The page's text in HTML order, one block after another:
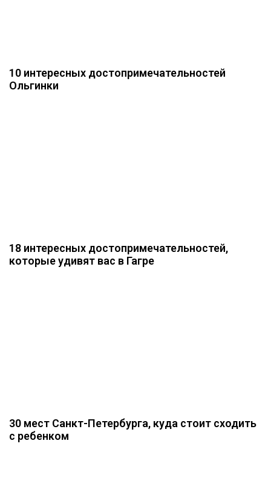
10 интересных достопримечательностей
Ольгинки
18 интересных достопримечательностей,
которые удивят вас в Гагре
30 мест Санкт-Петербурга, куда стоит сходить
с ребенком